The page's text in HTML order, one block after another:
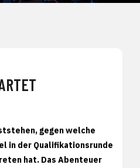
gegen welche
in der Qualifikationsrunde
hat. Das Abenteuer